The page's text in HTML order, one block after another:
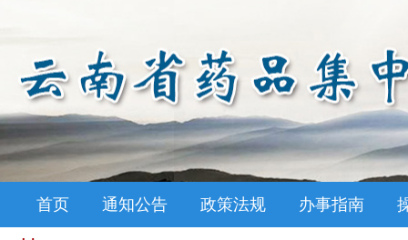
首页 通知公告 政策法规 办事指南